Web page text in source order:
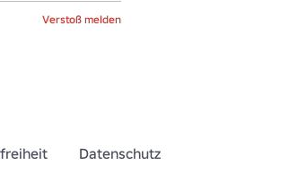
Verstoß melden
Datenschutz